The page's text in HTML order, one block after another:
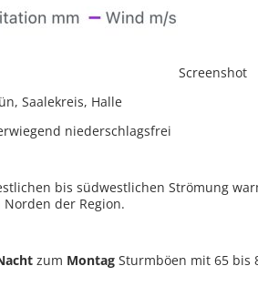
Screenshot
Saalekreis, Halle
niederschlagsfrei
bis südwestlichen Strömung
der Region.
zum MontagSturmböen mit 65 bis